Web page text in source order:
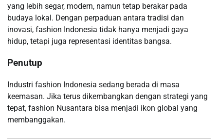
yang lebih segar, modern, namun tetap berakar pada
budaya lokal. Dengan perpaduan antara tradisi dan
inovasi, fashion Indonesia tidak hanya menjadi gaya
hidup, tetapi juga representasi identitas bangsa.
Penutup
Industri fashion Indonesia sedang berada di masa
keemasan. Jika terus dikembangkan dengan strategi yang
tepat, fashion Nusantara bisa menjadi ikon global yang
membanggakan.